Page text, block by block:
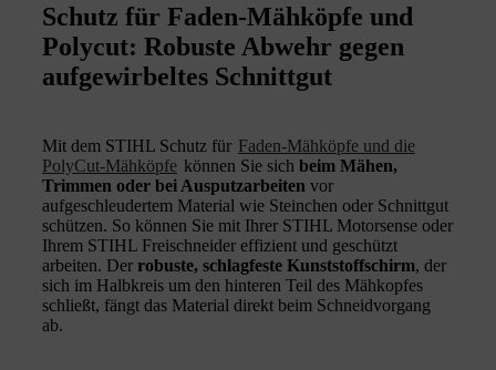
Schutz für Faden-Mähköpfe und
Polycut: Robuste Abwehr gegen
aufgewirbeltes Schnittgut
Mit dem STIHL Schutz für Faden-Mähköpfe und die
PolyCut-Mähköpfe können Sie sich beim Mähen,
Trimmen oder bei Ausputzarbeiten vor
aufgeschleudertem Material wie Steinchen oder Schnittgut
schützen. So können Sie mit Ihrer STIHL Motorsense oder
Ihrem STIHL Freischneider effizient und geschützt
arbeiten. Der robuste, schlagfeste Kunststoffschirm, der
sich im Halbkreis um den hinteren Teil des Mähkopfes
schließt, fängt das Material direkt beim Schneidvorgang
ab.